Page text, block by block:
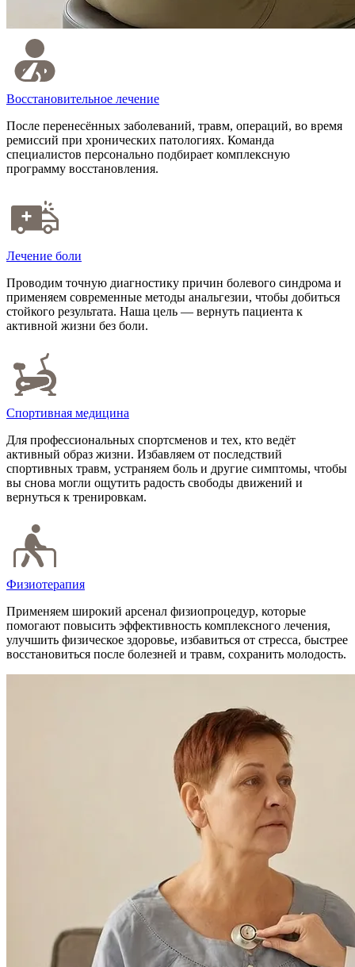
Восстановительное лечение
После перенесённых заболеваний, травм, операций, во время
ремиссий при хронических патологиях. Команда
специалистов персонально подбирает комплексную
программу восстановления.
Лечение боли
Проводим точную диагностику причин болевого синдрома и
применяем современные методы анальгезии, чтобы добиться
стойкого результата. Наша цель — вернуть пациента к
активной жизни без боли.
Спортивная медицина
Для профессиональных спортсменов и тех, кто ведёт
активный образ жизни. Избавляем от последствий
спортивных травм, устраняем боль и другие симптомы, чтобы
вы снова могли ощутить радость свободы движений и
вернуться к тренировкам.
Физиотерапия
Применяем широкий арсенал физиопроцедур, которые
помогают повысить эффективность комплексного лечения,
улучшить физическое здоровье, избавиться от стресса, быстрее
восстановиться после болезней и травм, сохранить молодость.